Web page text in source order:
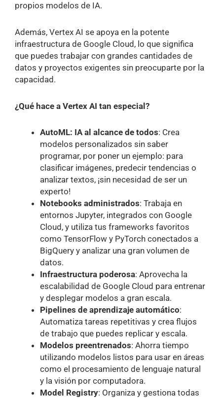
propios modelos de IA.
Además, Vertex AI se apoya en la potente
infraestructura de Google Cloud, lo que significa
que puedes trabajar con grandes cantidades de
datos y proyectos exigentes sin preocuparte por la
capacidad.
¿Qué hace a Vertex AI tan especial?
AutoML: IA al alcance de todos: Crea
modelos personalizados sin saber
programar, por poner un ejemplo: para
clasificar imágenes, predecir tendencias o
analizar textos, ¡sin necesidad de ser un
experto!
Notebooks administrados: Trabaja en
entornos Jupyter, integrados con Google
Cloud, y utiliza tus frameworks favoritos
como TensorFlow y PyTorch conectados a
BigQuery y analizar una gran volumen de
datos.
Infraestructura poderosa: Aprovecha la
escalabilidad de Google Cloud para entrenar
y desplegar modelos a gran escala.
Pipelines de aprendizaje automático:
Automatiza tareas repetitivas y crea flujos
de trabajo que puedes replicar y escala.
Modelos preentrenados: Ahorra tiempo
utilizando modelos listos para usar en áreas
como el procesamiento de lenguaje natural
y la visión por computadora.
Model Registry: Organiza y gestiona todas